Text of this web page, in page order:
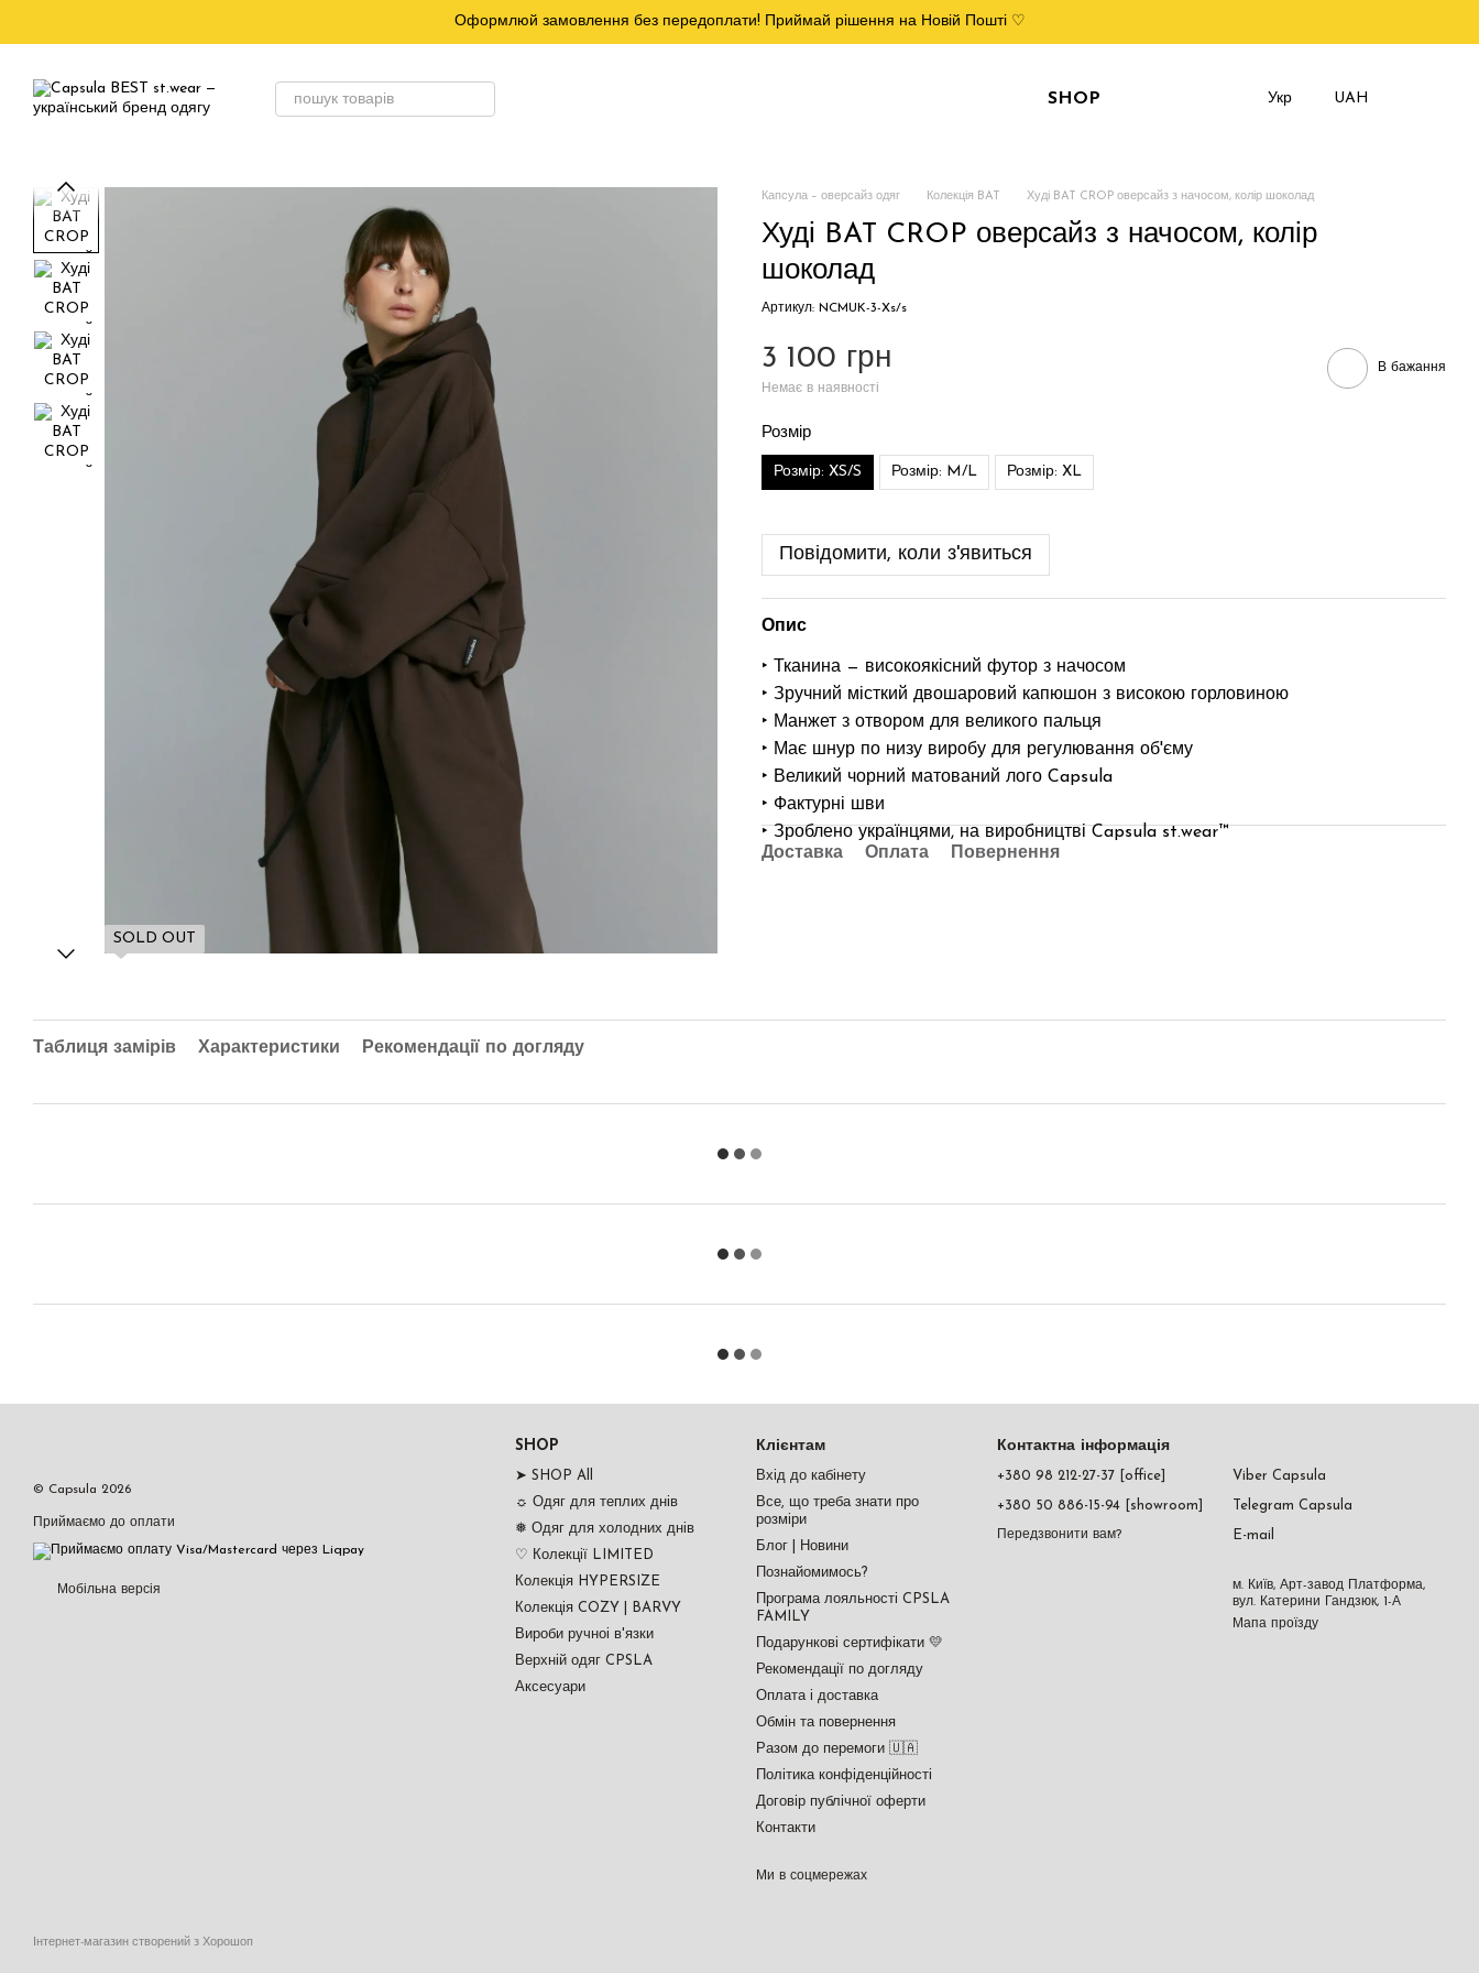
Оформлюй замовлення без передоплати! Приймай рішення на Новій Пошті ♡
SHOP Укр UAH
SOLD OUT
Капсула – оверсайз одяг Колекція BAT Худі BAT CROP оверсайз з начосом, колір шоколад
Худі BAT CROP оверсайз з начосом, колір
шоколад
Артикул: NCMUK-3-Xs/s
3 100 грн
Немає в наявності
В бажання
Розмір
Розмір: XS/S Розмір: M/L Розмір: XL
Повідомити, коли з'явиться
Опис
‣ Тканина — високоякісний футор з начосом
‣ Зручний місткий двошаровий капюшон з високою горловиною
‣ Манжет з отвором для великого пальця
‣ Має шнур по низу виробу для регулювання об'єму
‣ Великий чорний матований лого Capsula
‣ Фактурні шви
‣ Зроблено українцями, на виробництві Capsula st.wear™
Доставка
Оплата Повернення
Таблиця замірів Характеристики Рекомендації по догляду
© Capsula 2026
Приймаємо до оплати
Мобільна версія
Інтернет-магазин створений з Хорошоп
SHOP
➤ SHOP All
☼ Одяг для теплих днів
❅ Одяг для холодних днів
♡ Колекції LIMITED
Колекція HYPERSIZE
Колекція COZY | BARVY
Вироби ручноі в'язки
Верхній одяг CPSLA
Аксесуари
Клієнтам
Вхід до кабінету
Все, що треба знати про
розміри
Блог | Новини
Познайомимось?
Програма лояльності CPSLA
FAMILY
Подарункові сертифікати 💛
Рекомендації по догляду
Оплата і доставка
Обмін та повернення
Разом до перемоги 🇺🇦
Політика конфіденційності
Договір публічної оферти
Контакти
Ми в соцмережах
Контактна інформація
+380 98 212-27-37 [office]
+380 50 886-15-94 [showroom]
Передзвонити вам?
Viber Capsula
Telegram Capsula
E-mail
м. Київ, Арт-завод Платформа,
вул. Катерини Гандзюк, 1-А
Мапа проїзду